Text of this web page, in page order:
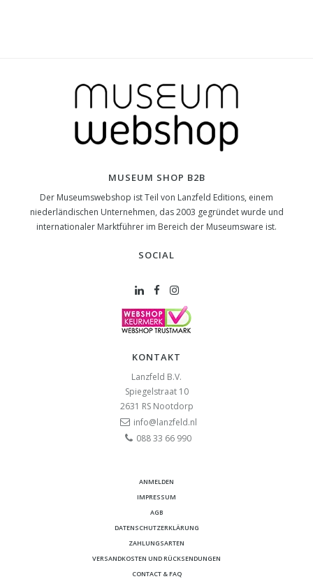
MUSEUM SHOP B2B
Der Museumswebshop ist Teil von Lanzfeld Editions, einem
niederländischen Unternehmen, das 2003 gegründet wurde und
internationaler Marktführer im Bereich der Museumsware ist.
SOCIAL
KONTAKT
Lanzfeld B.V.
Spiegelstraat 10
2631 RS Nootdorp
info@lanzfeld.nl
088 33 66 990
ANMELDEN
IMPRESSUM
AGB
DATENSCHUTZERKLÄRUNG
ZAHLUNGSARTEN
VERSANDKOSTEN UND RÜCKSENDUNGEN
CONTACT & FAQ